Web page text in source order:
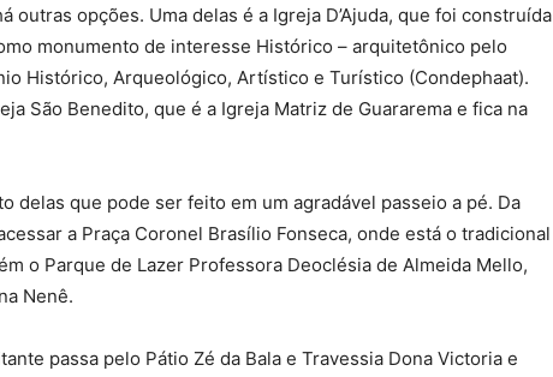
outras opções. Uma delas é a Igreja D’Ajuda, que foi construída
monumento de interesse Histórico – arquitetônico pelo
Histórico, Arqueológico, Artístico e Turístico (Condephaat).
São Benedito, que é a Igreja Matriz de Guararema e fica na
delas que pode ser feito em um agradável passeio a pé. Da
a Praça Coronel Brasílio Fonseca, onde está o tradicional
o Parque de Lazer Professora Deoclésia de Almeida Mello,
Nenê.
passa pelo Pátio Zé da Bala e Travessia Dona Victoria e